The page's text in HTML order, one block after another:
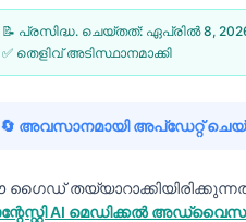
📝 പ്രസിദ്ധ. ചെയ്തത്: ഏപ്രിൽ 8,
✅ തെളിവ് അടിസ്ഥാനമാക്കി
🔄 അവസാനമായി അപ്ഡേറ്റ്
AI മെഡിക്കൽ